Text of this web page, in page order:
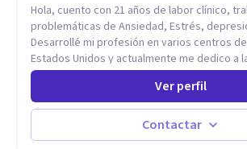
Hola, cuento con 21 años de labor clínico,
problemáticas de Ansiedad, Estrés, depresión y adicciones.
Desarrollé mi profesión en varios centros
Estados Unidos y actualmente me dedico a
privada. Utilizo terapias cognitivas
evidencia científica con comprobados
objetivos terapéuticos están centrados en
herramientas concretas para el cambio, que
desarrollar nuevas habilidades y
Ver perfil
Contactar